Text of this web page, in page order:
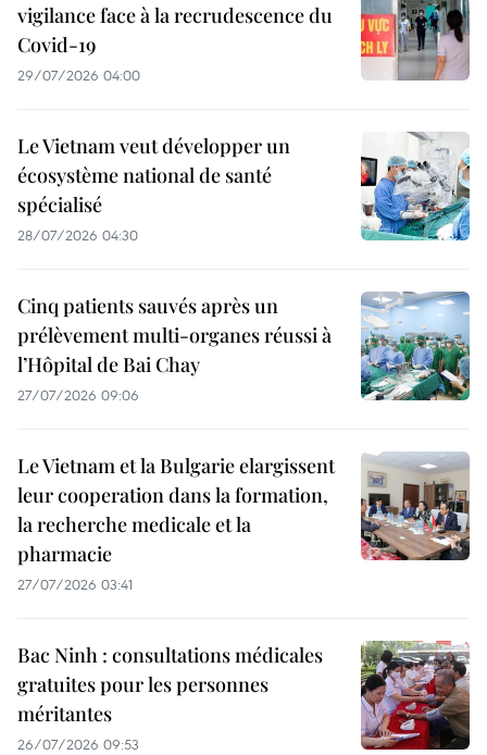
vigilance face à la recrudescence du
Covid-19
29/07/2026 04:00
Le Vietnam veut développer un
écosystème national de santé
spécialisé
28/07/2026 04:30
Cinq patients sauvés après un
prélèvement multi-organes réussi à
l’Hôpital de Bai Chay
27/07/2026 09:06
Le Vietnam et la Bulgarie elargissent
leur cooperation dans la formation,
la recherche medicale et la
pharmacie
27/07/2026 03:41
Bac Ninh : consultations médicales
gratuites pour les personnes
méritantes
26/07/2026 09:53